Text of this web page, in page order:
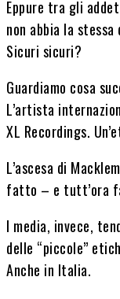
Eppure tra gli
non abbia la
Sicuri sicuri?
Guardiamo cosa
L’artista
XL Recordings.
L’ascesa di
fatto – e tutt’ora
I media, invece,
delle “piccole”
Anche in Italia.